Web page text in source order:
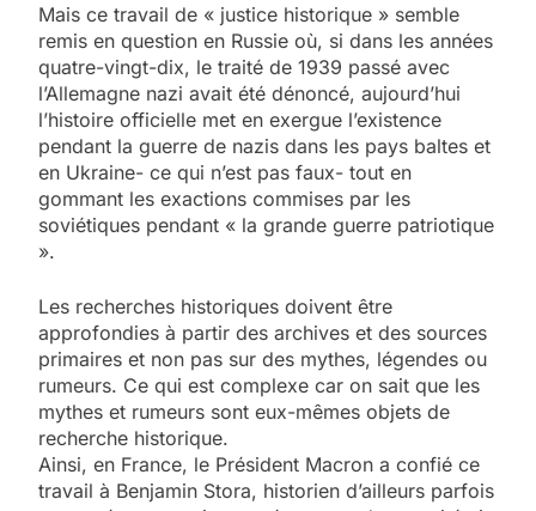
Mais ce travail de « justice historique » semble
remis en question en Russie où, si dans les années
quatre-vingt-dix, le traité de 1939 passé avec
l’Allemagne nazi avait été dénoncé, aujourd’hui
l’histoire officielle met en exergue l’existence
pendant la guerre de nazis dans les pays baltes et
en Ukraine- ce qui n’est pas faux- tout en
gommant les exactions commises par les
soviétiques pendant « la grande guerre patriotique
».
Les recherches historiques doivent être
approfondies à partir des archives et des sources
primaires et non pas sur des mythes, légendes ou
rumeurs. Ce qui est complexe car on sait que les
mythes et rumeurs sont eux-mêmes objets de
recherche historique.
Ainsi, en France, le Président Macron a confié ce
travail à Benjamin Stora, historien d’ailleurs parfois